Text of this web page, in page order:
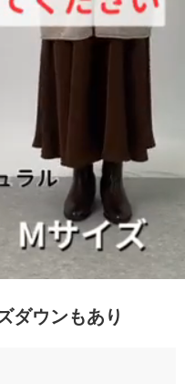
0:17/0:17
ダウンもあり